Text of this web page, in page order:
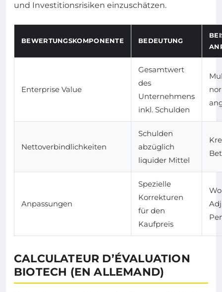
und Investitionsrisiken einzuschätzen.
BEWERTUNGSKOMPONENTE BEDEUTUNG
Enterprise Value
Gesamtwert
des
Unternehmens
inkl. Schulden
Nettoverbindlichkeiten
Schulden
abzüglich
liquider Mittel
Anpassungen
Spezielle
Korrekturen
für den
Kaufpreis
CALCULATEUR D’ÉVALUATION
BIOTECH (EN ALLEMAND)